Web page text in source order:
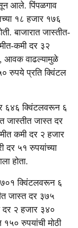
आले. पिंपळगाव
१८ हजार १७६
बाजारात जास्तीत-
कमी दर ३२
आवक वाढल्यामुळे
रुपये प्रति क्विंटल
६४६ क्विंटलवरून ६
जास्तीत जास्त दर
कमी दर २ हजार
दर ५१ रुपयांच्या
होता.
क्विंटलवरून ६
जास्त दर ३७५
२ हजार ३४०
१५० रुपयांची मोठी